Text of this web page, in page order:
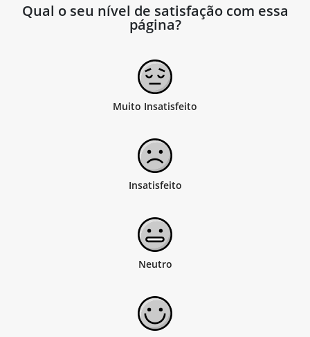
Qual o seu nível de satisfação com essa
página?